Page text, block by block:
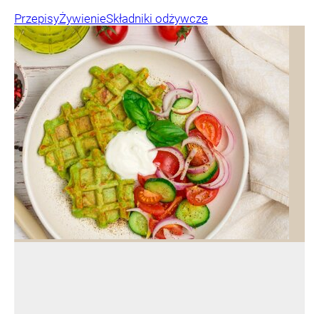
PrzepisyŻywienieSkładniki odżywcze